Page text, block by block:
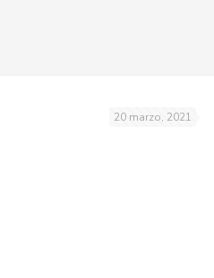
20 marzo, 2021